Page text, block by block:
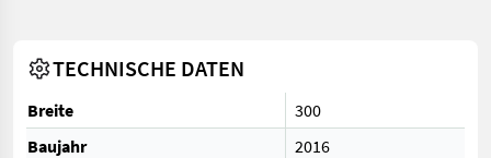
TECHNISCHE DATEN
Breite
300
Baujahr
2016